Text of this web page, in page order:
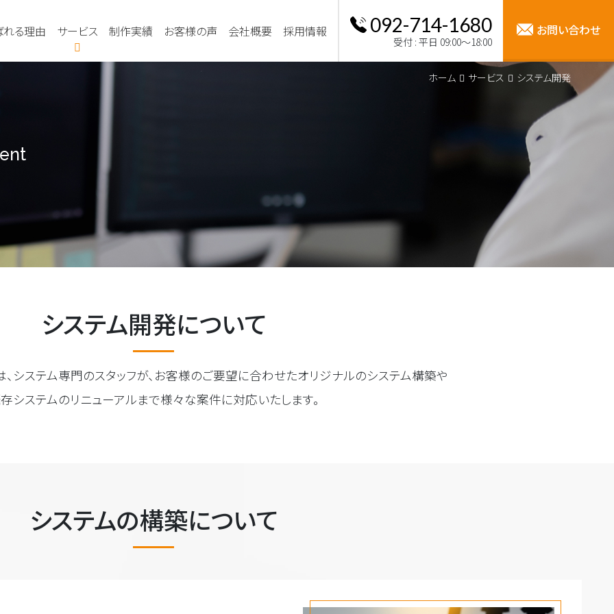
れる理由 サービス
システム開発
ホスティングサービス
制作実績 お客様の声 会社概要 採用情報 092-714-1680
受付 : 平日 09:00～18:00
お問い合わせ
ホーム サービス システム開発
システム開発について
システム専門のスタッフが、お客様のご要望に合わせたオリジナルのシステム構築や
システムのリニューアルまで様々な案件に対応いたします。
システムの構築について